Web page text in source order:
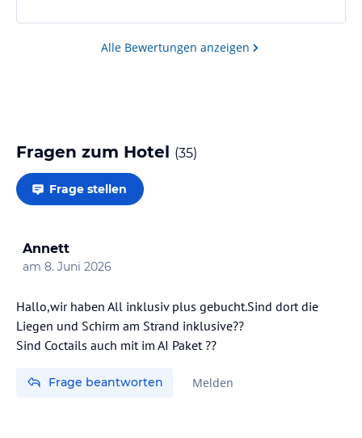
Alle Bewertungen anzeigen
Fragen zum Hotel (35)
Frage stellen
Annett
am 8. Juni 2026
Hallo,wir haben All inklusiv plus gebucht.Sind dort die
Liegen und Schirm am Strand inklusive??
Frage beantworten Melden